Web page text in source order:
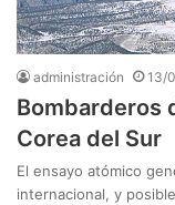
administración 13/
Bombarderos
Corea del Sur
El ensayo atómico
internacional, y